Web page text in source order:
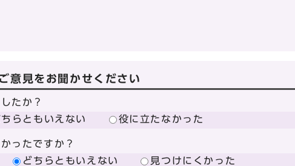
意見をお聞かせください
たか？
ちらともいえない 役に立たなかった
ったですか？
どちらともいえない 見つけにくかった